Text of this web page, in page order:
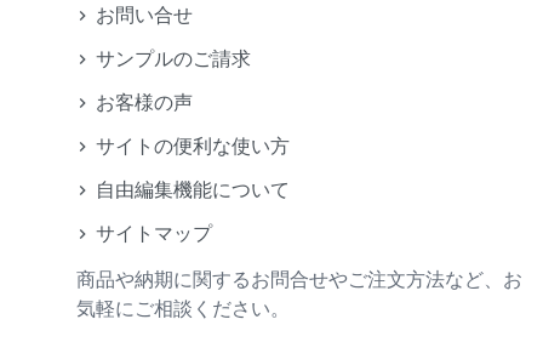
お問い合せ
サンプルのご請求
お客様の声
サイトの便利な使い方
自由編集機能について
サイトマップ
商品や納期に関するお問合せやご注文方法など、お
気軽にご相談ください。